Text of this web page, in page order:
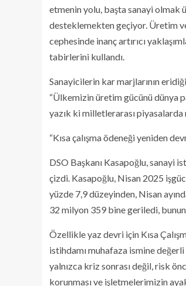
etmenin yolu, başta sanayi olmak
desteklemekten geçiyor. Üretim
cephesinde inanç artırıcı
tabirlerini kullandı.
Sanayicilerin kar marjlarının
“Ülkemizin üretim gücünü dünya
yazık ki milletlerarası
“Kısa çalışma ödeneği yeniden
DSO Başkanı Kasapoğlu, sanayi
çizdi. Kasapoğlu, Nisan 2025
yüzde 7,9 düzeyinden, Nisan
32 milyon 359 bine geriledi,
Özellikle yaz devri için Kısa
istihdamı muhafaza ismine
yalnızca kriz sonrası değil, risk
korunması ve işletmelerimizin